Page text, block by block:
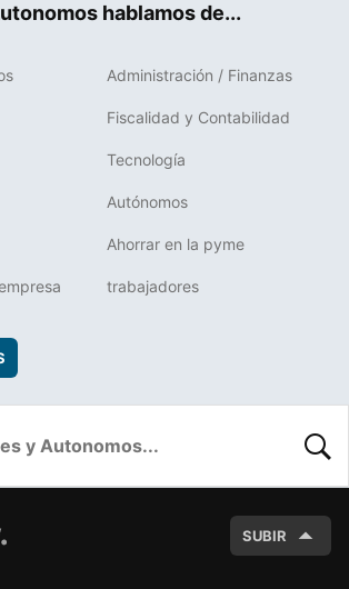
hablamos de...
Administración / Finanzas
Fiscalidad y Contabilidad
Tecnología
Autónomos
Ahorrar en la pyme
trabajadores
SUBIR